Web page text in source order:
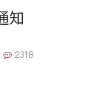
知
2318